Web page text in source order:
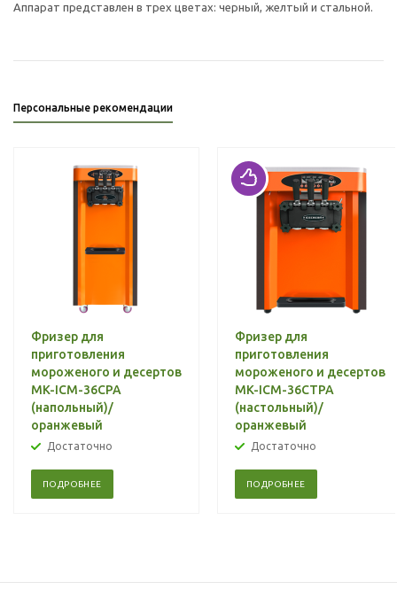
Аппарат представлен в трех цветах: черный, желтый и стальной.
Персональные рекомендации
Фризер для
приготовления
мороженого и десертов
MK-ICM-36CPA
(напольный)/
оранжевый
Достаточно
ПОДРОБНЕЕ
Фризер для
приготовления
мороженого и десертов
MK-ICM-36CTPA
(настольный)/
оранжевый
Достаточно
ПОДРОБНЕЕ